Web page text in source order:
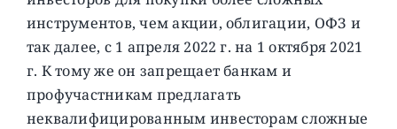
инструментов, чем акции, облигации, ОФЗ и
так далее, с 1 апреля 2022 г. на 1 октября 2021
г. К тому же он запрещает банкам и
профучастникам предлагать
неквалифицированным инвесторам сложные